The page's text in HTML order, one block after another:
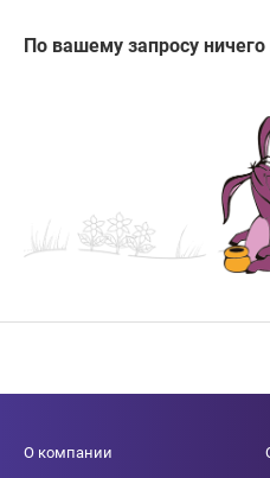
По вашему запросу
О компании